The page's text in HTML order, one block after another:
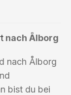
nach Ålborg
nach Ålborg
bist du bei